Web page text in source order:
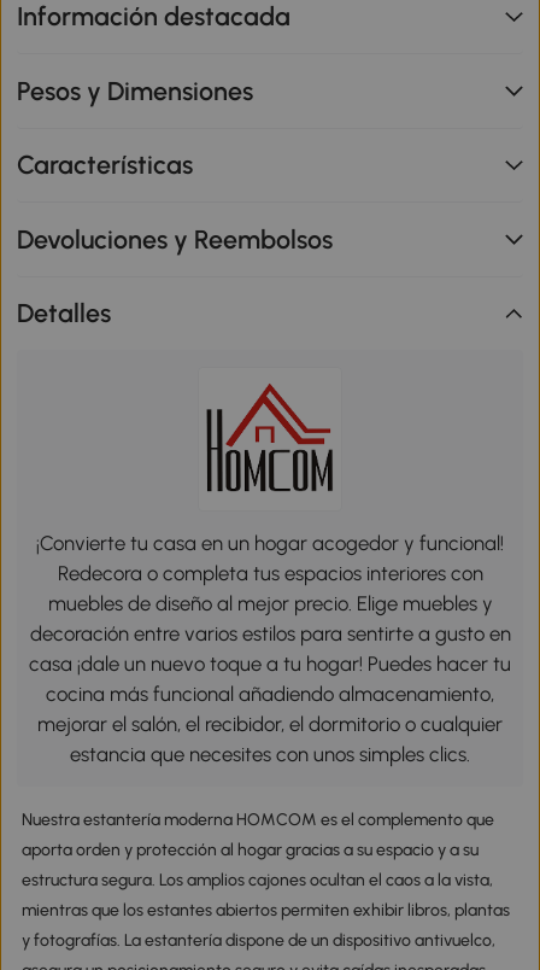
Información destacada
Pesos y Dimensiones
Características
Devoluciones y Reembolsos
Detalles
¡Convierte tu casa en un hogar acogedor y funcional!
Redecora o completa tus espacios interiores con
muebles de diseño al mejor precio. Elige muebles y
decoración entre varios estilos para sentirte a gusto en
casa ¡dale un nuevo toque a tu hogar! Puedes hacer tu
cocina más funcional añadiendo almacenamiento,
mejorar el salón, el recibidor, el dormitorio o cualquier
estancia que necesites con unos simples clics.
Nuestra estantería moderna HOMCOM es el complemento que
aporta orden y protección al hogar gracias a su espacio y a su
estructura segura. Los amplios cajones ocultan el caos a la vista,
mientras que los estantes abiertos permiten exhibir libros, plantas
y fotografías. La estantería dispone de un dispositivo antivuelco,